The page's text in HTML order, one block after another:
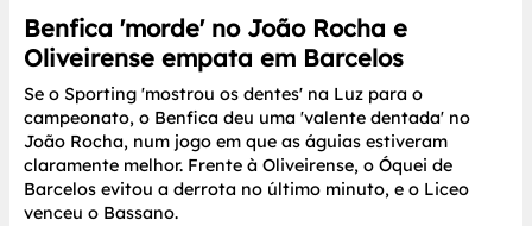
Benfica 'morde' no João Rocha e
Oliveirense empata em Barcelos
Se o Sporting 'mostrou os dentes' na Luz para o
campeonato, o Benfica deu uma 'valente dentada' no
João Rocha, num jogo em que as águias estiveram
claramente melhor. Frente à Oliveirense, o Óquei de
Barcelos evitou a derrota no último minuto, e o Liceo
venceu o Bassano.